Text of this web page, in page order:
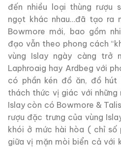
đến nhiều loại thùng rượu
ngọt khác nhau…đã tạo ra
Bowmore mới, bao gồm
đạo vẫn theo phong cách
vùng Islay ngày càng trở
Laphroaig hay Ardbeg với
có phần kén đồ ăn, đồ hút
thách thức vị giác với những
Islay còn có Bowmore &
rượu đặc trưng của vùng
khói ở mức hài hòa ( chỉ số
giữa vị mặn mòi biển cả với